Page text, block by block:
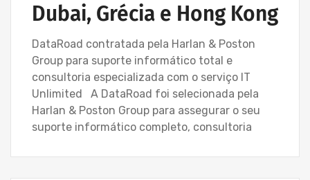
Dubai, Grécia e Hong Kong
DataRoad contratada pela Harlan & Poston
Group para suporte informático total e
consultoria especializada com o serviço IT
Unlimited A DataRoad foi selecionada pela
Harlan & Poston Group para assegurar o seu
suporte informático completo, consultoria